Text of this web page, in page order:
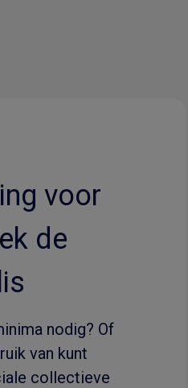
voor
de
nodig? Of
van kunt
collectieve